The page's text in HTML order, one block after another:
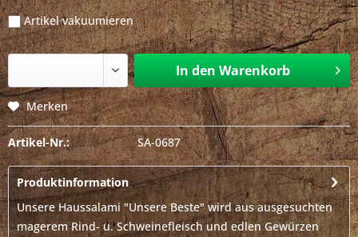
Artikel vakuumieren
In den Warenkorb
Merken
Artikel-Nr.: SA-0687
Produktinformation
Unsere Haussalami "Unsere Beste" wird aus ausgesuchten
magerem Rind- u. Schweinefleisch und edlen Gewürzen